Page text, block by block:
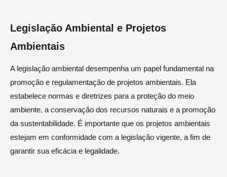
Legislação Ambiental e Projetos
Ambientais
A legislação ambiental desempenha um papel fundamental na
promoção e regulamentação de projetos ambientais. Ela
estabelece normas e diretrizes para a proteção do meio
ambiente, a conservação dos recursos naturais e a promoção
da sustentabilidade. É importante que os projetos ambientais
estejam em conformidade com a legislação vigente, a fim de
garantir sua eficácia e legalidade.